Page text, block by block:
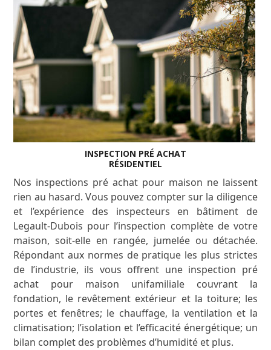
INSPECTION PRÉ ACHAT
RÉSIDENTIEL
Nos inspections pré achat pour maison ne laissent
rien au hasard. Vous pouvez compter sur la diligence
et l’expérience des inspecteurs en bâtiment de
Legault-Dubois pour l’inspection complète de votre
maison, soit-elle en rangée, jumelée ou détachée.
Répondant aux normes de pratique les plus strictes
de l’industrie, ils vous offrent une inspection pré
achat pour maison unifamiliale couvrant la
fondation, le revêtement extérieur et la toiture; les
portes et fenêtres; le chauffage, la ventilation et la
climatisation; l’isolation et l’efficacité énergétique; un
bilan complet des problèmes d’humidité et plus.